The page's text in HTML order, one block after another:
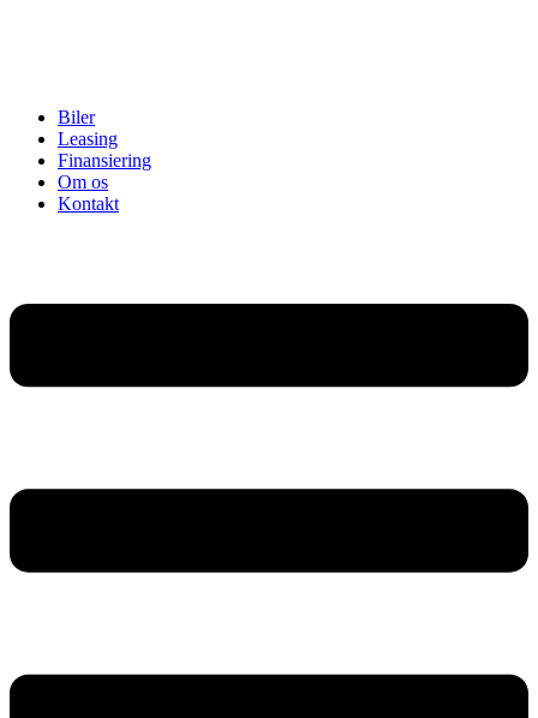
Biler
Leasing
Finansiering
Om os
Kontakt